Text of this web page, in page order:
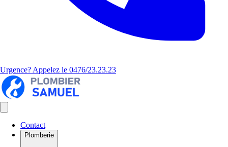
Urgence? Appelez le 0476/23.23.23
Contact
Plomberie